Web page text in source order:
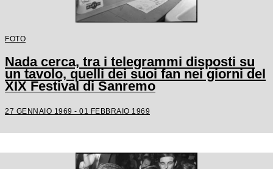
FOTO
Nada cerca, tra i telegrammi disposti su
un tavolo, quelli dei suoi fan nei giorni del
XIX Festival di Sanremo
27 GENNAIO 1969 - 01 FEBBRAIO 1969